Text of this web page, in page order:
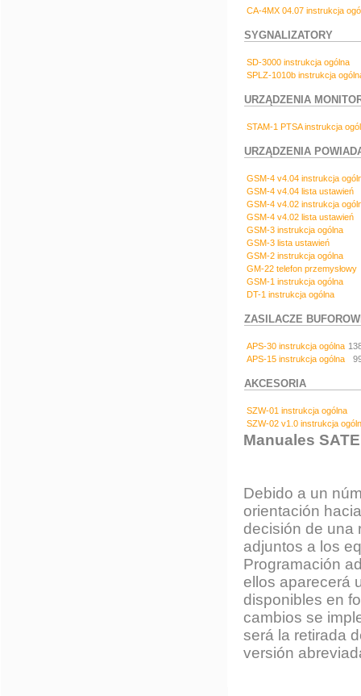
CA-4MX 04.07 instrukcja
SYGNALIZATORY
SD-3000 instrukcja ogólna
SPLZ-1010b instrukcja
URZĄDZENIA
STAM-1 PTSA instrukcja
URZĄDZENIA
GSM-4 v4.04 instrukcja
GSM-4 v4.04 lista ustawień
GSM-4 v4.02 instrukcja
GSM-4 v4.02 lista ustawień
GSM-3 instrukcja ogólna
GSM-3 lista ustawień
GSM-2 instrukcja ogólna
GM-22 telefon przemysłowy
GSM-1 instrukcja ogólna
DT-1 instrukcja ogólna
ZASILACZE
APS-30 instrukcja ogólna
APS-15 instrukcja ogólna
AKCESORIA
SZW-01 instrukcja ogólna
SZW-02 v1.0 instrukcja
Manuales
Debido a un
orientación
decisión de una
adjuntos a los
Programación
ellos aparecerá
disponibles en
cambios se
será la retirada
versión